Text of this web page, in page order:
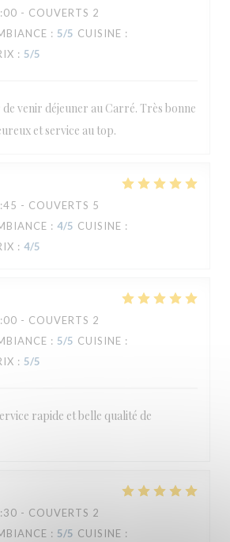
- COUVERTS 2
: 5/5 CUISINE :
: 5/5
venir déjeuner au Carré. Très bonne
et service au top.
- COUVERTS 5
: 4/5 CUISINE :
: 4/5
- COUVERTS 2
: 5/5 CUISINE :
: 5/5
rapide et belle qualité de
- COUVERTS 2
: 5/5 CUISINE :
Le Carré